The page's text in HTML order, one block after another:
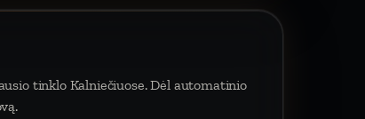
tinklo Kalniečiuose. Dėl automatinio